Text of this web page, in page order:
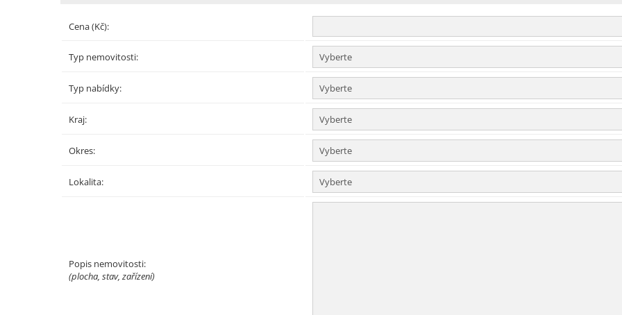
Cena (Kč):
Typ nemovitosti:
Typ nabídky:
Kraj:
Okres:
Lokalita:
Popis nemovitosti:
(plocha, stav, zařízení)